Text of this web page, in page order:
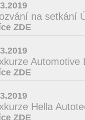
na setkání
ZDE
Automotive
ZDE
Hella
ZDE